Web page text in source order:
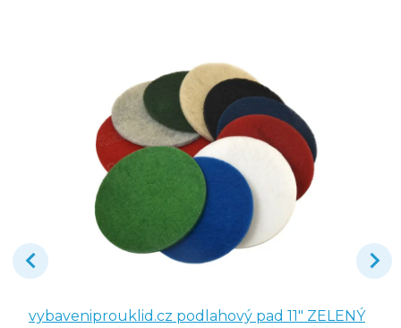
vybaveniprouklid.cz podlahový pad 11" ZELENÝ